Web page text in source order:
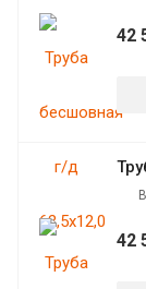
42
42